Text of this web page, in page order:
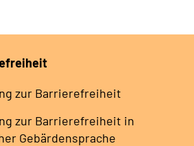
zur Barrierefreiheit
zur Barrierefreiheit in
Gebärdensprache